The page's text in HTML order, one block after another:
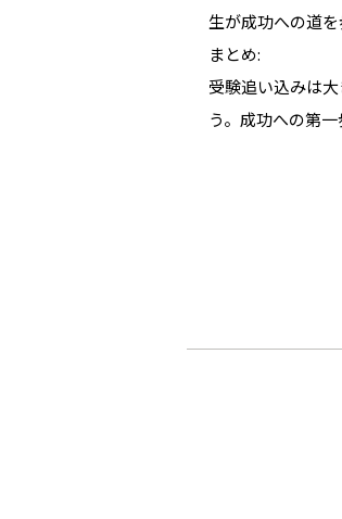
生が成功への道
まとめ:
受験追い込みは
う。成功への第